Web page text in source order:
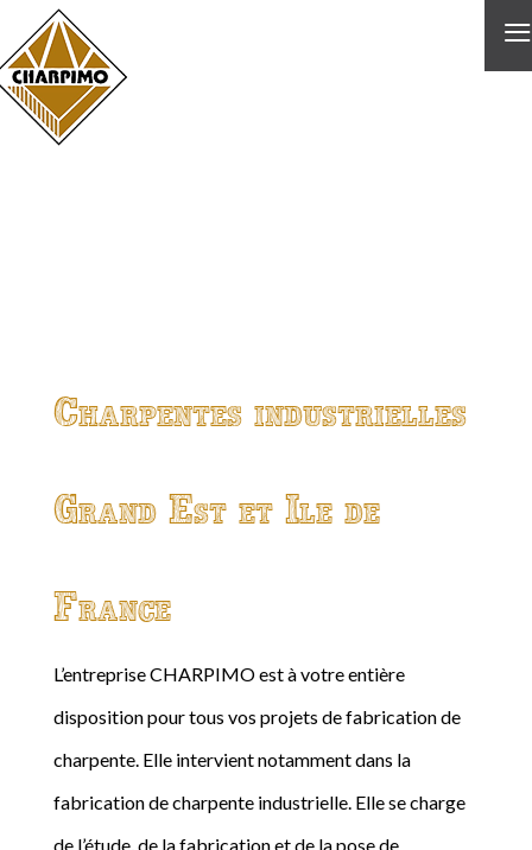
≡
Charpentes industrielles
Grand Est et Ile de
France
L’entreprise CHARPIMO est à votre entière
disposition pour tous vos projets de fabrication de
charpente. Elle intervient notamment dans la
fabrication de charpente industrielle. Elle se charge
de l’étude, de la fabrication et de la pose de